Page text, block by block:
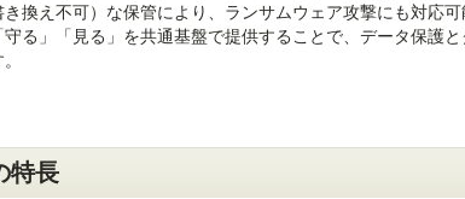
き換え不可）な保管により、ランサムウェア攻撃にも対応
る」「見る」を共通基盤で提供することで、データ保護
特長